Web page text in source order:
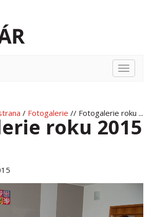
Hlavní
/ Fotogalerie // Fotogalerie roku ...
roku 2015